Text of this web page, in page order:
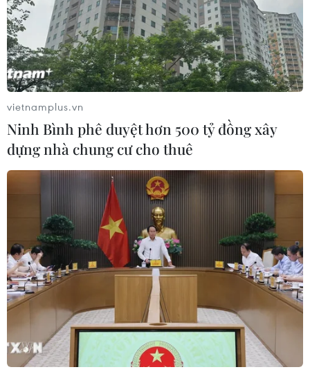
vietnamplus.vn
Ninh Bình phê duyệt hơn 500 tỷ đồng xây
dựng nhà chung cư cho thuê